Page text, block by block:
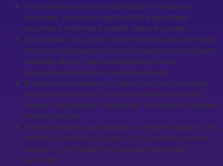
Если вишни на дереве выглядят сочными и
зрелыми, это может предвещать приятные
встречи и события в вашей личной жизни.
Если вишни на дереве еще зеленые или незрелые,
это может указывать на то, что ваши сексуальные
желания могут быть ненасытными или
нереализованными в данный момент.
Если вы едите вишни с дерева во сне, это может
свидетельствовать о вашем желании испытать
новые сексуальные ощущения и открыться новым
возможностям.
Если вы видите, как вишни на дереве падают, это
может указывать на конец сексуального романа
или на то, что ваши сексуальные фантазии
исчезнут.